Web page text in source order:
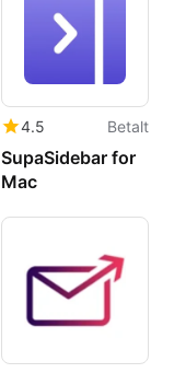
4.5 Betalt
SupaSidebar for
Mac